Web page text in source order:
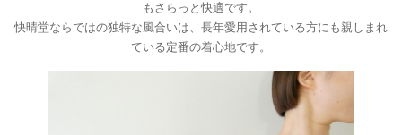
もさらっと快適です。
快晴堂ならではの独特な風合いは、長年愛用されている方にも親しまれ
ている定番の着心地です。